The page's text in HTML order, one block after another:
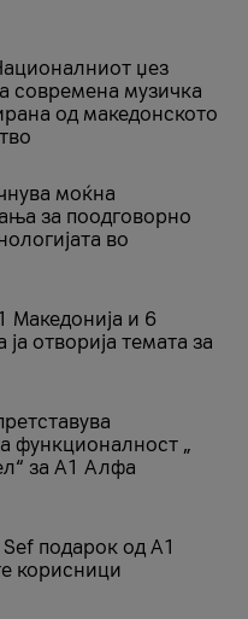
џез
современа музичка
од македонското
моќна
за поодговорно
во
Македонија и 6
отворија темата за
функционалност „
за А1 Алфа
подарок од А1
корисници